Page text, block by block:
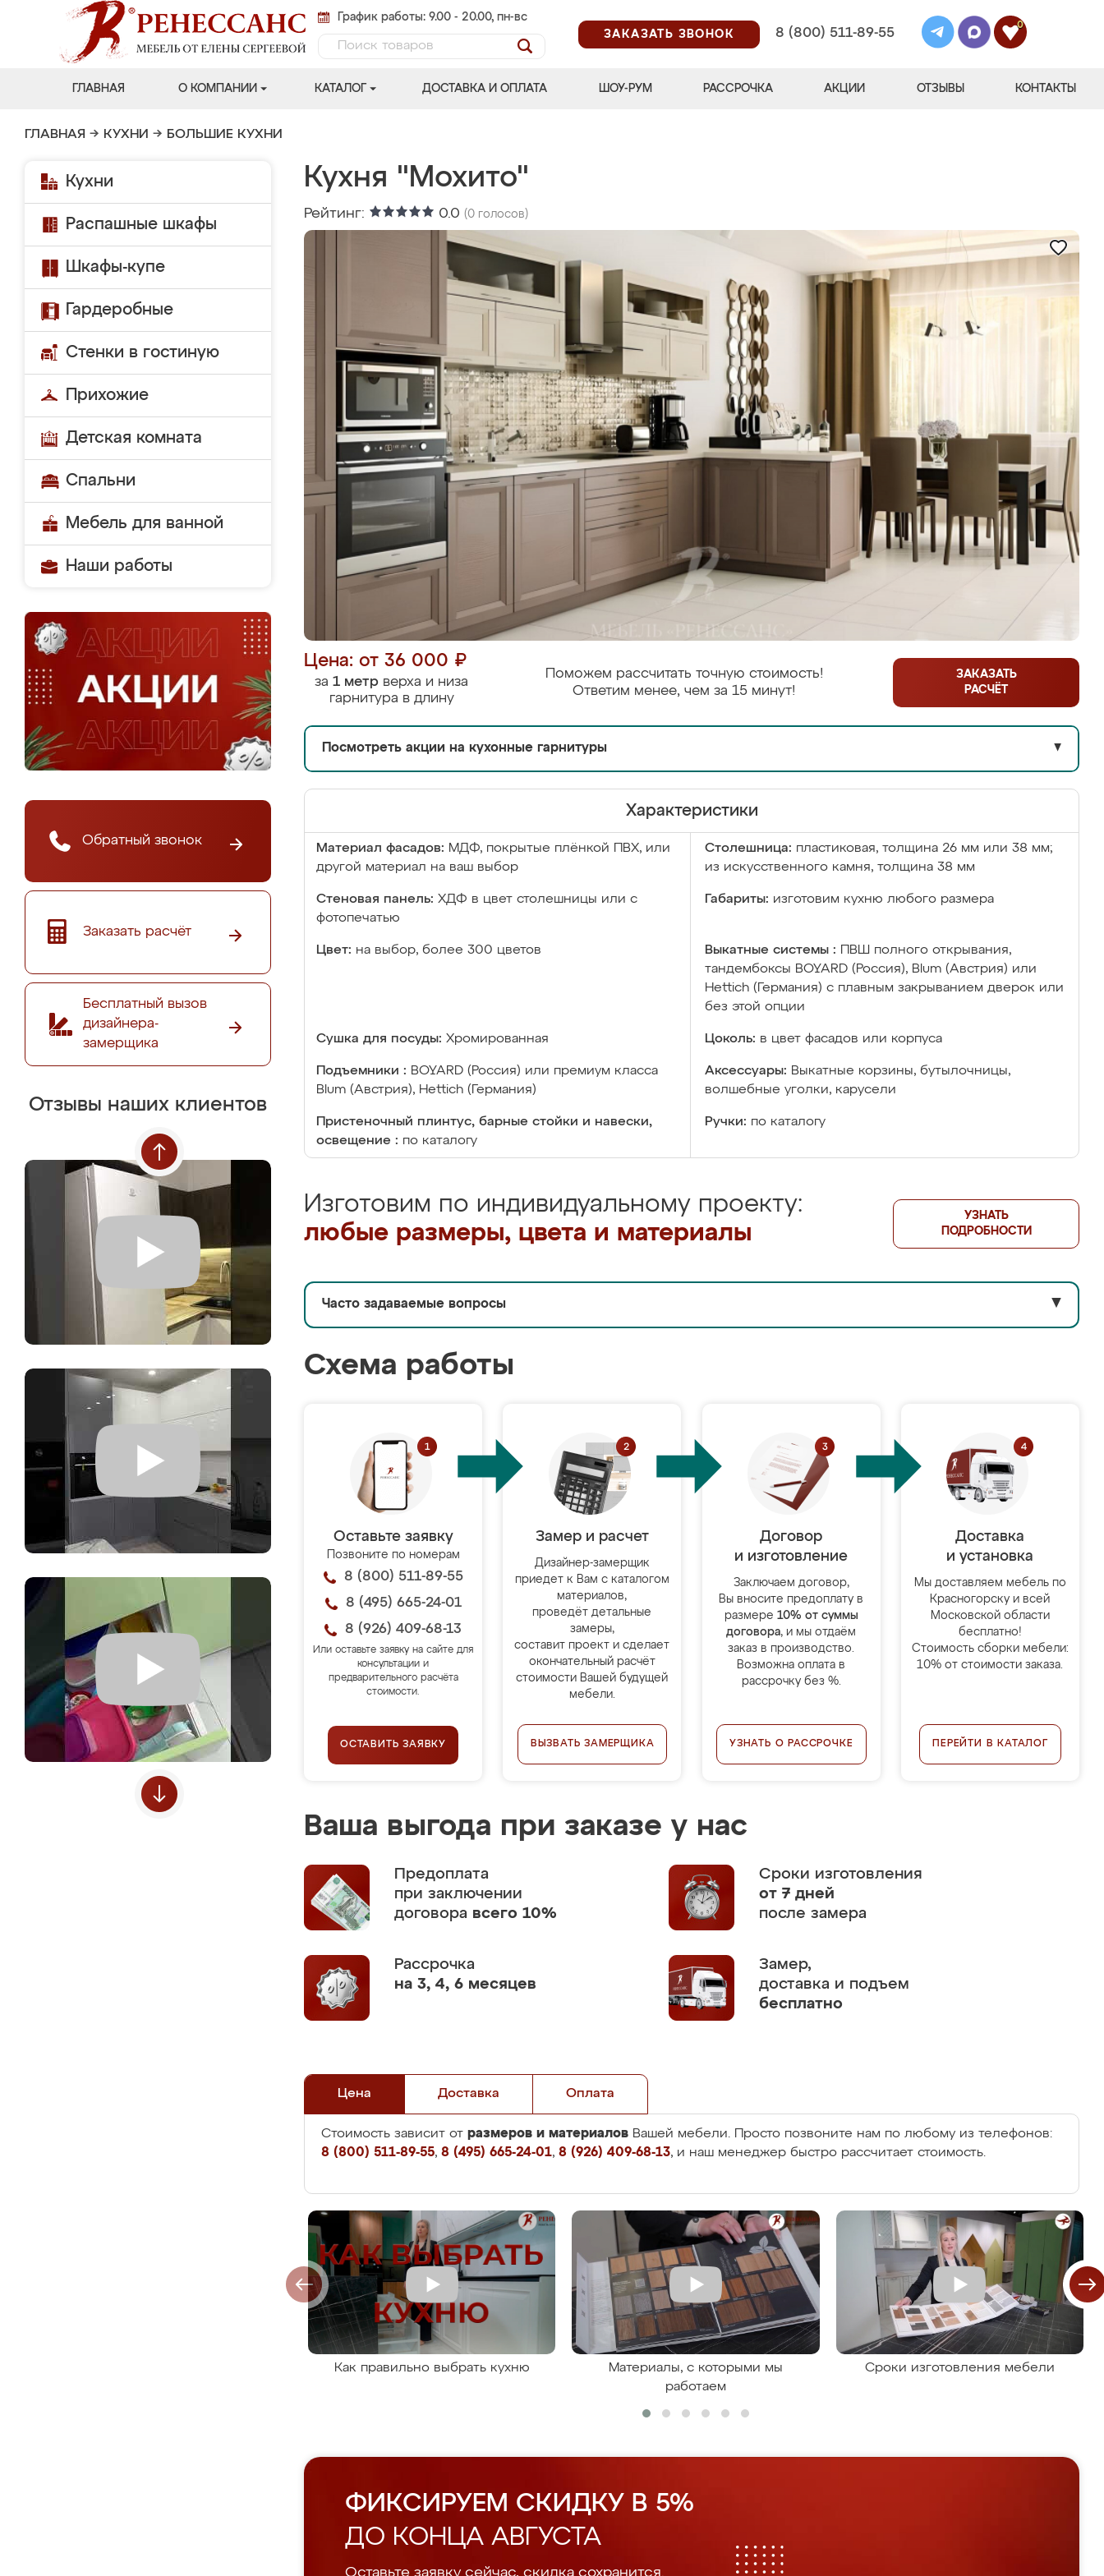
График работы: 9.00 - 20.00, пн-вс
ЗАКАЗАТЬ ЗВОНОК
8 (800) 511-89-55
0
ГЛАВНАЯ О КОМПАНИИ КАТАЛОГ ДОСТАВКА И ОПЛАТА ШОУ-РУМ РАССРОЧКА АКЦИИ ОТЗЫВЫ КОНТАКТЫ
ГЛАВНАЯ → КУХНИ → БОЛЬШИЕ КУХНИ
Кухни
Распашные шкафы
Шкафы-купе
Гардеробные
Стенки в гостиную
Прихожие
Детская комната
Спальни
Мебель для ванной
Наши работы
Обратный звонок
Заказать расчёт
Бесплатный вызов
дизайнера-
замерщика
Отзывы наших клиентов
Кухня "Мохито"
Рейтинг: 0.0 (0 голосов)
Цена: от 36 000 ₽
за 1 метр верха и низа
гарнитура в длину
Поможем рассчитать точную стоимость!
Ответим менее, чем за 15 минут!
ЗАКАЗАТЬ
РАСЧЁТ
Посмотреть акции на кухонные гарнитуры ▼
Характеристики
Материал фасадов: МДФ, покрытые плёнкой ПВХ, или
другой материал на ваш выбор
Столешница: пластиковая, толщина 26 мм или 38 мм;
из искусственного камня, толщина 38 мм
Стеновая панель: ХДФ в цвет столешницы или с
фотопечатью
Габариты: изготовим кухню любого размера
Цвет: на выбор, более 300 цветов Выкатные системы :
ПВШ полного открывания,
тандембоксы BOYARD (Россия), Blum (Австрия) или
Hettich (Германия) с плавным закрыванием дверок или
без этой опции
Сушка для посуды: Хромированная Цоколь: в цвет фасадов или корпуса
Подъемники : BOYARD (Россия) или премиум класса
Blum (Австрия), Hettich (Германия)
Аксессуары: Выкатные корзины, бутылочницы,
волшебные уголки, карусели
Пристеночный плинтус, барные стойки и навески,
освещение : по каталогу
Ручки: по каталогу
Изготовим по индивидуальному проекту:
любые размеры, цвета и материалы
УЗНАТЬ
ПОДРОБНОСТИ
Часто задаваемые вопросы ▼
Схема работы
Оставьте заявку
Позвоните по номерам
8 (800) 511-89-55
8 (495) 665-24-01
8 (926) 409-68-13
Или оставьте заявку на сайте для
консультации и
предварительного расчёта
стоимости.
ОСТАВИТЬ ЗАЯВКУ
Замер и расчет
Дизайнер-замерщик
приедет к Вам с каталогом
материалов,
проведёт детальные
замеры,
составит проект и сделает
окончательный расчёт
стоимости Вашей будущей
мебели.
ВЫЗВАТЬ ЗАМЕРЩИКА
Договор
и изготовление
Заключаем договор,
Вы вносите предоплату в
размере 10% от суммы
договора, и мы отдаём
заказ в производство.
Возможна оплата в
рассрочку без %.
УЗНАТЬ О РАССРОЧКЕ
Доставка
и установка
Мы доставляем мебель по
Красногорску и всей
Московской области
бесплатно!
Стоимость сборки мебели:
10% от стоимости заказа.
ПЕРЕЙТИ В КАТАЛОГ
Ваша выгода при заказе у нас
Предоплата
при заключении
договора всего 10%
Сроки изготовления
от 7 дней
после замера
Рассрочка
на 3, 4, 6 месяцев
Замер,
доставка и подъем
бесплатно
Цена Доставка Оплата
Стоимость зависит от размеров и материалов Вашей мебели. Просто позвоните нам по любому из телефонов:
8 (800) 511-89-55, 8 (495) 665-24-01, 8 (926) 409-68-13, и наш менеджер быстро рассчитает стоимость.
Как правильно выбрать кухню
Материалы, с которыми мы
работаем
Сроки изготовления мебели
ФИКСИРУЕМ СКИДКУ В 5%
ДО КОНЦА АВГУСТА
Оставьте заявку сейчас, скидка сохранится.